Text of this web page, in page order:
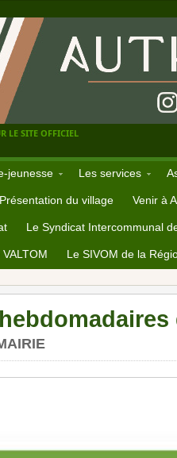
LE SITE OFFICIEL
jeunesse Les services
Présentation du village Venir à
Le Syndicat Intercommunal
Le SIVOM de la